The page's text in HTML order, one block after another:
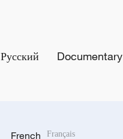
Русский Documentary
French Français